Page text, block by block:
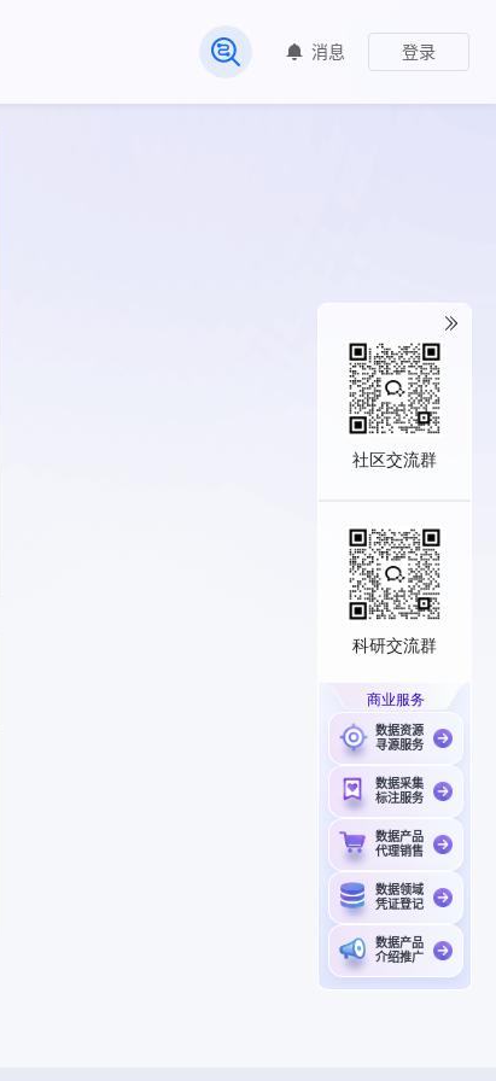
常见问题
消息 登录
社区交流群
科研交流群
商业服务
数据资源
寻源服务
数据采集
标注服务
数据产品
代理销售
数据领域
凭证登记
数据产品
介绍推广